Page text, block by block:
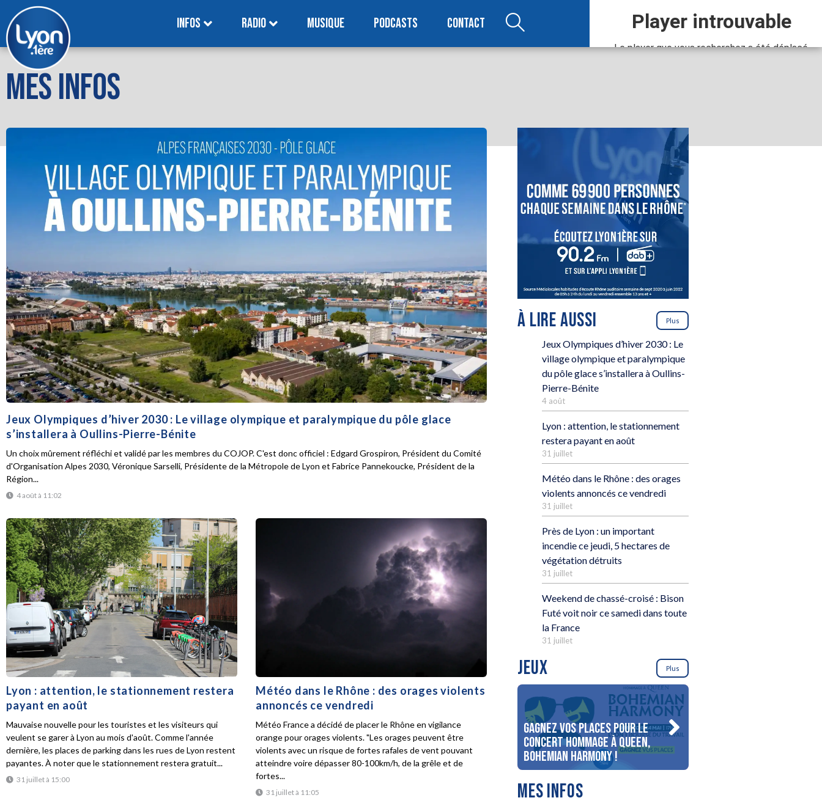
INFOS RADIO MUSIQUE PODCASTS CONTACT
MES INFOS
Jeux Olympiques d’hiver 2030 : Le village olympique et paralympique du pôle glace
s’installera à Oullins-Pierre-Bénite
4 août à 11:02
Un choix mûrement réfléchi et validé par les membres du COJOP. C'est donc officiel : Edgard Grospiron, Président du Comité
d'Organisation Alpes 2030, Véronique Sarselli, Présidente de la Métropole de Lyon et Fabrice Pannekoucke, Président de la
Région...
Lyon : attention, le stationnement restera
payant en août
31 juillet à 15:00
Mauvaise nouvelle pour les touristes et les visiteurs qui
veulent se garer à Lyon au mois d'août. Comme l'année
dernière, les places de parking dans les rues de Lyon restent
payantes. À noter que le stationnement restera gratuit...
Météo dans le Rhône : des orages violents
annoncés ce vendredi
31 juillet à 11:05
Météo France a décidé de placer le Rhône en vigilance
orange pour orages violents. "Les orages peuvent être
violents avec un risque de fortes rafales de vent pouvant
atteindre voire dépasser 80-100km/h, de la grêle et de
fortes...
À LIRE AUSSI Plus
Jeux Olympiques d’hiver 2030 : Le
village olympique et paralympique
du pôle glace s’installera à Oullins-
Pierre-Bénite
4 août
Lyon : attention, le stationnement
restera payant en août
31 juillet
Météo dans le Rhône : des orages
violents annoncés ce vendredi
31 juillet
Près de Lyon : un important
incendie ce jeudi, 5 hectares de
végétation détruits
31 juillet
Weekend de chassé-croisé : Bison
Futé voit noir ce samedi dans toute
la France
31 juillet
JEUX Plus
Gagnez vos places pour le
concert Hommage à Queen,
Bohemian Harmony !
MES INFOS